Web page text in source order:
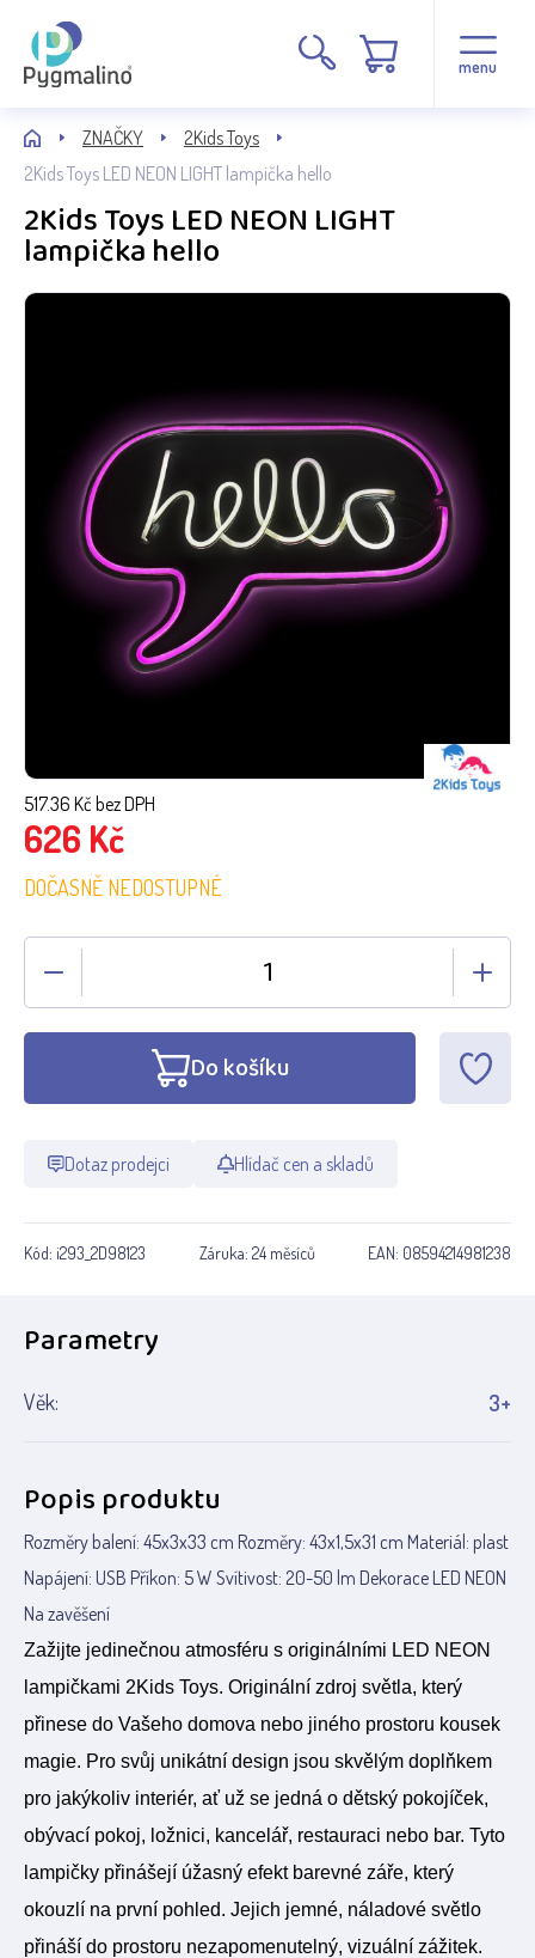
menu
ZNAČKY
2Kids Toys
2Kids Toys LED NEON LIGHT lampička hello
2Kids Toys LED NEON LIGHT
lampička hello
517.36 Kč bez DPH
626 Kč
DOČASNĚ NEDOSTUPNÉ
Do košíku
Dotaz prodejci Hlídač cen a skladů
Kód: i293_2D98123 Záruka: 24 měsíců EAN: 08594214981238
Popis produktu
Rozměry balení: 45x3x33 cm Rozměry: 43x1,5x31 cm Materiál: plast
Napájení: USB Příkon: 5 W Svítivost: 20-50 lm Dekorace LED NEON
Na zavěšení
Zažijte jedinečnou atmosféru s originálními LED NEON
lampičkami 2Kids Toys. Originální zdroj světla, který
přinese do Vašeho domova nebo jiného prostoru kousek
magie. Pro svůj unikátní design jsou skvělým doplňkem
pro jakýkoliv interiér, ať už se jedná o dětský pokojíček,
obývací pokoj, ložnici, kancelář, restauraci nebo bar. Tyto
lampičky přinášejí úžasný efekt barevné záře, který
okouzlí na první pohled. Jejich jemné, náladové světlo
přináší do prostoru nezapomenutelný, vizuální zážitek.
Parametry
Věk: 3+